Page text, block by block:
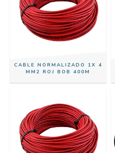
CABLE NORMALIZADO 1X 4
MM2 ROJ BOB 400M